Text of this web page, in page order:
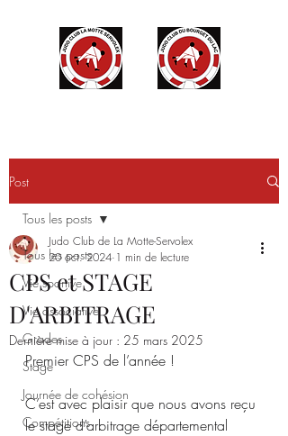
Post
Tous les posts
Vie sportive
Vie associative
Grades
Stage
Journée de cohésion
Compétitions
Tous les posts
CPS et STAGE
D'ARBITRAGE
Judo Club de La Motte-Servolex
20 oct. 2024 1 min de lecture
Dernière mise à jour : 25 mars 2025
Premier CPS de l’année !
C’est avec plaisir que nous avons reçu
le stage d’arbitrage départemental